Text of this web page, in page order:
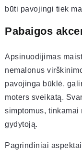
būti pavojingi tiek
Pabaigos
Apsinuodijimas
nemalonus
pavojinga būklė,
moters sveikatą.
simptomus,
gydytoją.
Pagrindiniai